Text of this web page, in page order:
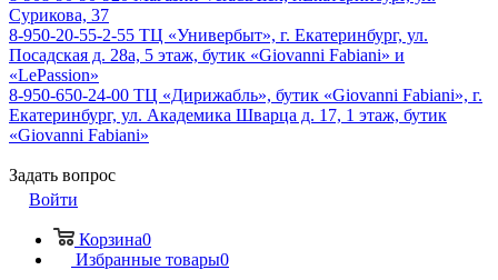
Сурикова, 37
8-950-20-55-2-55 ТЦ «Универбыт», г. Екатеринбург, ул.
Посадская д. 28а, 5 этаж, бутик «Giovanni Fabiani» и
«LePassion»
8-950-650-24-00 ТЦ «Дирижабль», бутик «Giovanni Fabiani», г.
Екатеринбург, ул. Академика Шварца д. 17, 1 этаж, бутик
«Giovanni Fabiani»
Задать вопрос
Войти
Корзина0
Избранные товары0